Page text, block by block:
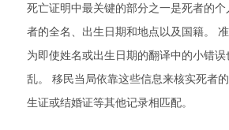
死亡证明中最关键的部分之一是死者的
者的全名、出生日期和地点以及国籍。
为即使姓名或出生日期的翻译中的小错
乱。 移民当局依靠这些信息来核实死者
生证或结婚证等其他记录相匹配。